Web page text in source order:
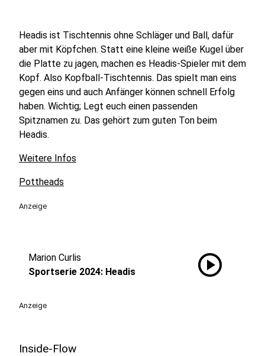
Headis ist Tischtennis ohne Schläger und Ball, dafür
aber mit Köpfchen. Statt eine kleine weiße Kugel über
die Platte zu jagen, machen es Headis-Spieler mit dem
Kopf. Also Kopfball-Tischtennis. Das spielt man eins
gegen eins und auch Anfänger können schnell Erfolg
haben. Wichtig; Legt euch einen passenden
Spitznamen zu. Das gehört zum guten Ton beim
Headis.
Weitere Infos
Pottheads
Anzeige
Marion Curlis
Sportserie 2024: Headis
play_circle
Anzeige
Inside-Flow